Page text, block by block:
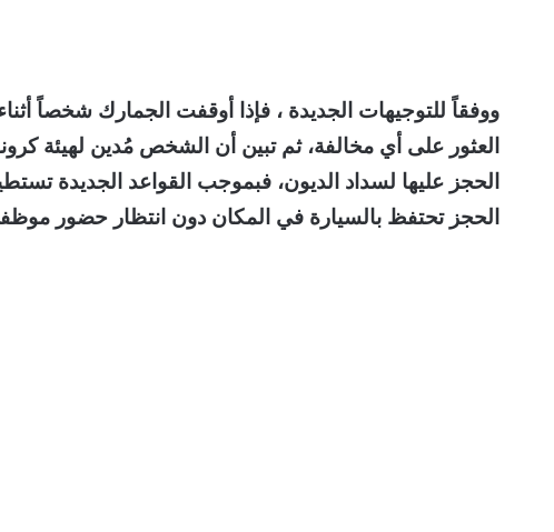
ووفقاً للتوجيهات الجديدة ، فإذا أوقفت الجمارك شخصاً
الحجز عليها لسداد الديون، فبموجب القواعد الجديدة
الحجز تحتفظ بالسيارة في المكان دون انتظار حضور